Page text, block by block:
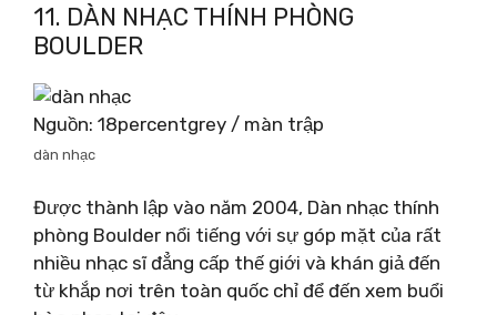
11. DÀN NHẠC THÍNH PHÒNG
BOULDER
Nguồn: 18percentgrey / màn trập
dàn nhạc
Được thành lập vào năm 2004, Dàn nhạc thính
phòng Boulder nổi tiếng với sự góp mặt của rất
nhiều nhạc sĩ đẳng cấp thế giới và khán giả đến
từ khắp nơi trên toàn quốc chỉ để đến xem buổi